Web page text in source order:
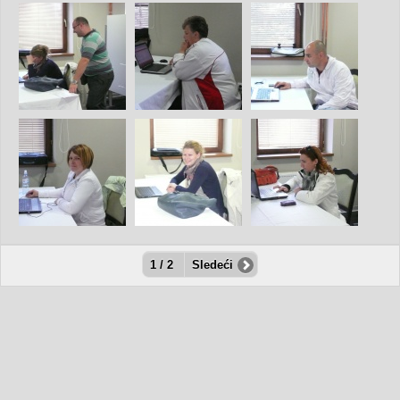
1 / 2 Sledeći